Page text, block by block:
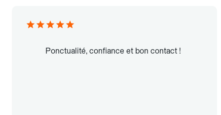
Ponctualité, confiance et bon contact !